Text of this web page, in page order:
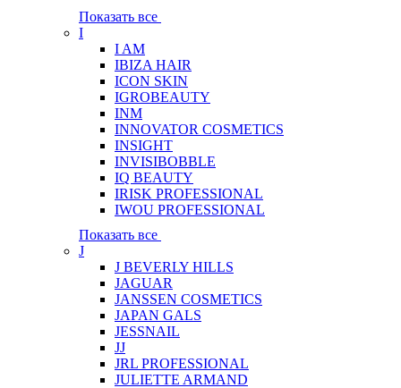
Показать все
I
I AM
IBIZA HAIR
ICON SKIN
IGROBEAUTY
INM
INNOVATOR COSMETICS
INSIGHT
INVISIBOBBLE
IQ BEAUTY
IRISK PROFESSIONAL
IWOU PROFESSIONAL
Показать все
J
J BEVERLY HILLS
JAGUAR
JANSSEN COSMETICS
JAPAN GALS
JESSNAIL
JJ
JRL PROFESSIONAL
JULIETTE ARMAND